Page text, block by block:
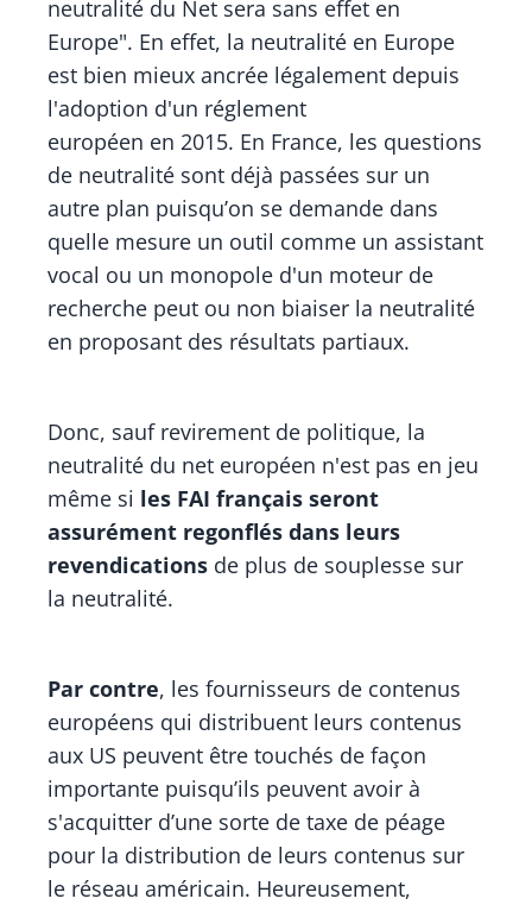
neutralité du Net sera sans effet en
Europe". En effet, la neutralité en Europe
est bien mieux ancrée légalement depuis
l'adoption d'un réglement
européen en 2015. En France, les questions
de neutralité sont déjà passées sur un
autre plan puisqu’on se demande dans
quelle mesure un outil comme un assistant
vocal ou un monopole d'un moteur de
recherche peut ou non biaiser la neutralité
en proposant des résultats partiaux.
Donc, sauf revirement de politique, la
neutralité du net européen n'est pas en jeu
même si les FAI français seront
assurément regonflés dans leurs
revendications de plus de souplesse sur
la neutralité.
Par contre, les fournisseurs de contenus
européens qui distribuent leurs contenus
aux US peuvent être touchés de façon
importante puisqu’ils peuvent avoir à
s'acquitter d’une sorte de taxe de péage
pour la distribution de leurs contenus sur
le réseau américain. Heureusement,